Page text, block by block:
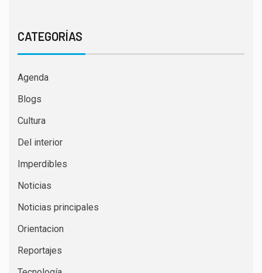
CATEGORÍAS
Agenda
Blogs
Cultura
Del interior
Imperdibles
Noticias
Noticias principales
Orientacion
Reportajes